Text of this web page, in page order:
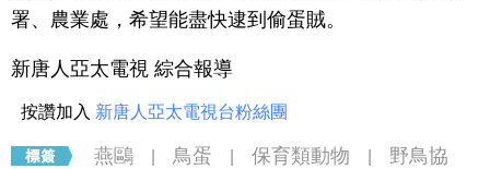
署、農業處，希望能盡快逮到偷蛋賊。
新唐人亞太電視 綜合報導
按讚加入 新唐人亞太電視台粉絲團
燕鷗 鳥蛋 保育類動物
野鳥協